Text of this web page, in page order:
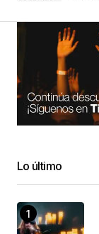
Lo último